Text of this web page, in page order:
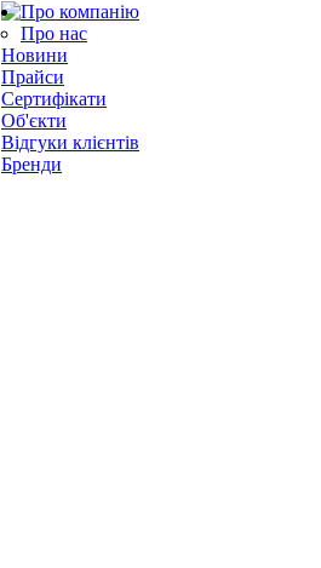
Про компанію
Про нас
Новини
Прайси
Сертифікати
Об'єкти
Відгуки клієнтів
Бренди